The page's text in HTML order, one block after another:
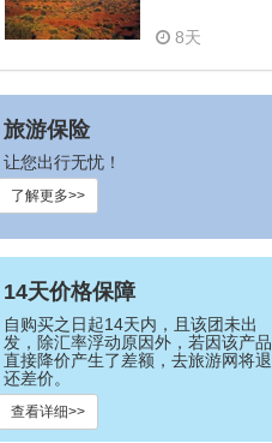
8天
旅游保险
让您出行无忧！
了解更多>>
14天价格保障
自购买之日起14天内，且该团未出
发，除汇率浮动原因外，若因该产品
直接降价产生了差额，去旅游网将退
还差价。
查看详细>>